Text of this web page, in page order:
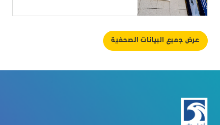
عرض جميع البيانات الصحفية